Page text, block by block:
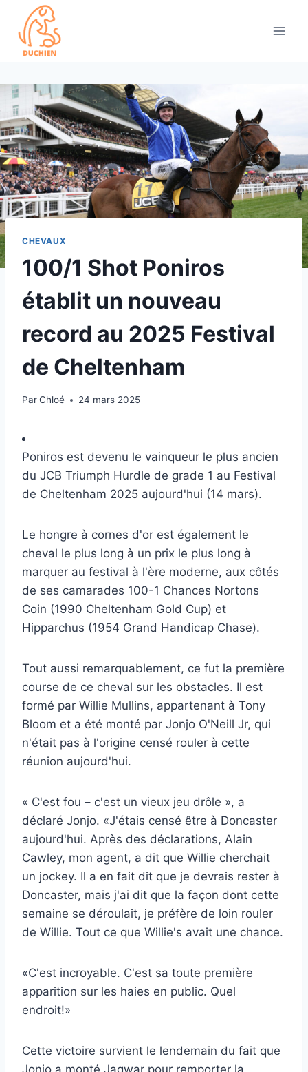
content
CHEVAUX
100/1 Shot Poniros
établit un nouveau
record au 2025 Festival
de Cheltenham
ParChloé 24 mars 2025
Poniros est devenu le vainqueur le plus ancien
du JCB Triumph Hurdle de grade 1 au Festival
de Cheltenham 2025 aujourd'hui (14 mars).
Le hongre à cornes d'or est également le
cheval le plus long à un prix le plus long à
marquer au festival à l'ère moderne, aux côtés
de ses camarades 100-1 Chances Nortons
Coin (1990 Cheltenham Gold Cup) et
Hipparchus (1954 Grand Handicap Chase).
Tout aussi remarquablement, ce fut la première
course de ce cheval sur les obstacles. Il est
formé par Willie Mullins, appartenant à Tony
Bloom et a été monté par Jonjo O'Neill Jr, qui
n'était pas à l'origine censé rouler à cette
réunion aujourd'hui.
« C'est fou – c'est un vieux jeu drôle », a
déclaré Jonjo. «J'étais censé être à Doncaster
aujourd'hui. Après des déclarations, Alain
Cawley, mon agent, a dit que Willie cherchait
un jockey. Il a en fait dit que je devrais rester à
Doncaster, mais j'ai dit que la façon dont cette
semaine se déroulait, je préfère de loin rouler
de Willie. Tout ce que Willie's avait une chance.
«C'est incroyable. C'est sa toute première
apparition sur les haies en public. Quel
endroit!»
Cette victoire survient le lendemain du fait que